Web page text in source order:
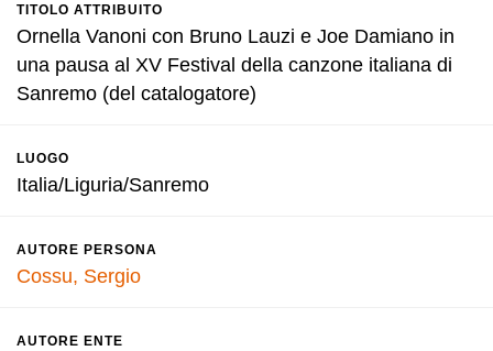
TITOLO ATTRIBUITO
Ornella Vanoni con Bruno Lauzi e Joe Damiano in
una pausa al XV Festival della canzone italiana di
Sanremo (del catalogatore)
LUOGO
Italia/Liguria/Sanremo
AUTORE PERSONA
Cossu, Sergio
AUTORE ENTE